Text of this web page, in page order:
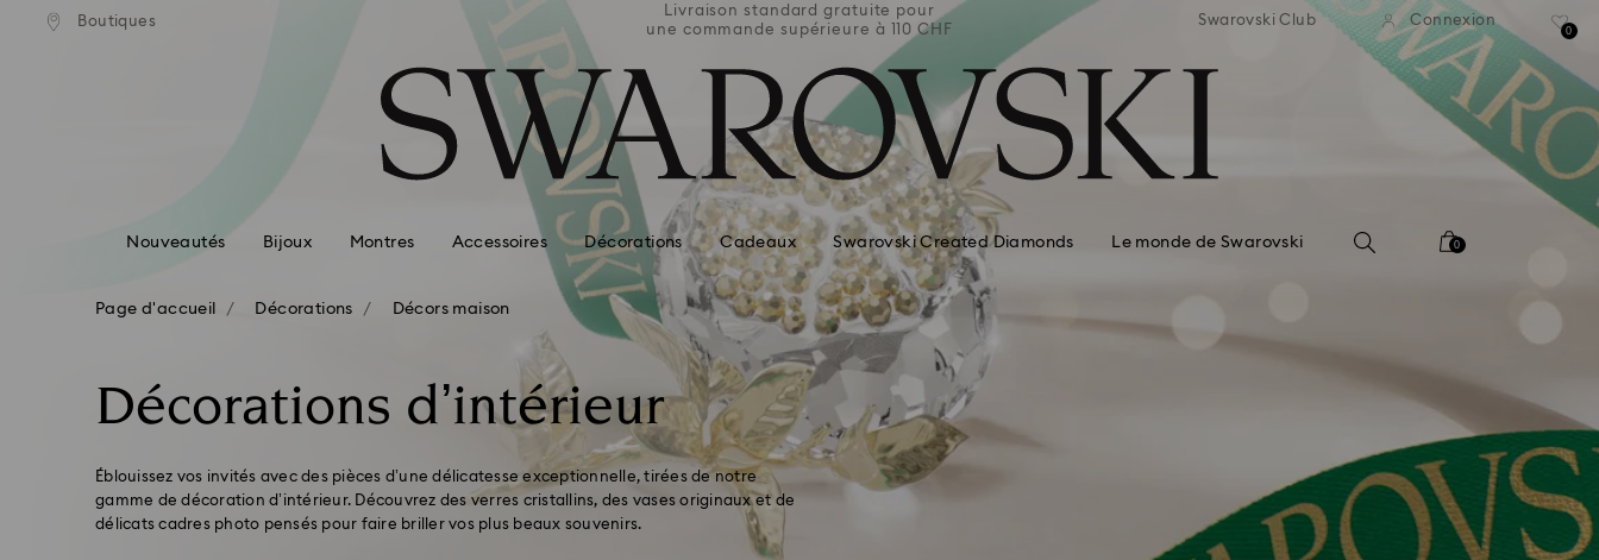
Accesskeys list
Boutiques
standard gratuite pour
supérieure à 110 CHF
une commande supérieure à 110 CHF
Livraison standard gratuite pour
une commande supérieure à 110 CHF
Livraison standard gratuite pour
une commande supérieure à 110 CHF
Livraison standard
une commande supérieure à
Swarovski Club Connexion
0
Nouveautés Bijoux Montres Accessoires Décorations Cadeaux Swarovski Created Diamonds Le monde de Swarovski 0
Page d'accueil Décorations Décors maison
Décorations d’intérieur
Éblouissez vos invités avec des pièces d’une délicatesse exceptionnelle, tirées de notre
gamme de décoration d’intérieur. Découvrez des verres cristallins, des vases originaux et de
délicats cadres photo pensés pour faire briller vos plus beaux souvenirs.